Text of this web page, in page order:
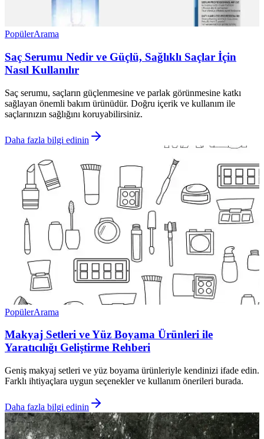
PopülerArama
Saç Serumu Nedir ve Güçlü, Sağlıklı Saçlar İçin
Nasıl Kullanılır
Saç serumu, saçların güçlenmesine ve parlak görünmesine katkı
sağlayan önemli bakım ürünüdür. Doğru içerik ve kullanım ile
saçlarınızın sağlığını koruyabilirsiniz.
Daha fazla bilgi edinin
PopülerArama
Makyaj Setleri ve Yüz Boyama Ürünleri ile
Yaratıcılığı Geliştirme Rehberi
Geniş makyaj setleri ve yüz boyama ürünleriyle kendinizi ifade edin.
Farklı ihtiyaçlara uygun seçenekler ve kullanım önerileri burada.
Daha fazla bilgi edinin